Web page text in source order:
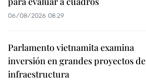
06/08/2026 08:29
Parlamento vietnamita examina
inversión en grandes proyectos de
infraestructura